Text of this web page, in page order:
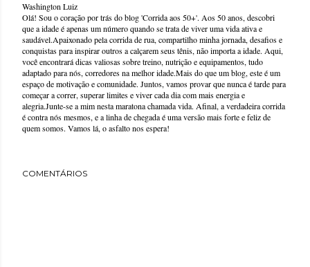
Washington Luiz
Olá! Sou o coração por trás do blog 'Corrida aos 50+'. Aos 50 anos, descobri
que a idade é apenas um número quando se trata de viver uma vida ativa e
saudável.Apaixonado pela corrida de rua, compartilho minha jornada, desafios e
conquistas para inspirar outros a calçarem seus tênis, não importa a idade. Aqui,
você encontrará dicas valiosas sobre treino, nutrição e equipamentos, tudo
adaptado para nós, corredores na melhor idade.Mais do que um blog, este é um
espaço de motivação e comunidade. Juntos, vamos provar que nunca é tarde para
começar a correr, superar limites e viver cada dia com mais energia e
alegria.Junte-se a mim nesta maratona chamada vida. Afinal, a verdadeira corrida
é contra nós mesmos, e a linha de chegada é uma versão mais forte e feliz de
quem somos. Vamos lá, o asfalto nos espera!
COMENTÁRIOS